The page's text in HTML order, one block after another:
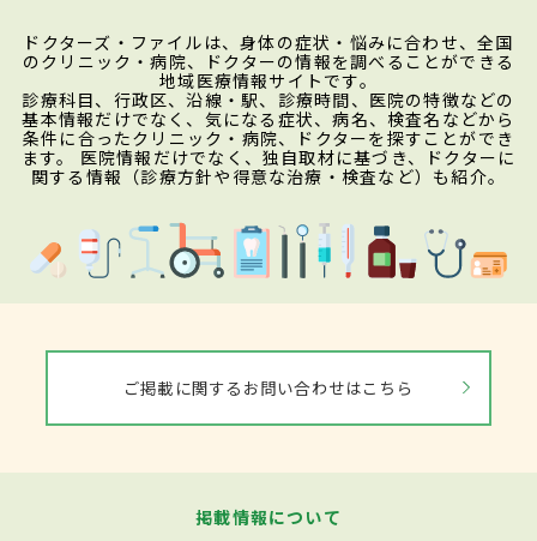
ドクターズ・ファイルは、身体の症状・悩みに合わせ、全国
のクリニック・病院、ドクターの情報を調べることができる
地域医療情報サイトです。
診療科目、行政区、沿線・駅、診療時間、医院の特徴などの
基本情報だけでなく、気になる症状、病名、検査名などから
条件に合ったクリニック・病院、ドクターを探すことができ
ます。 医院情報だけでなく、独自取材に基づき、ドクターに
関する情報（診療方針や得意な治療・検査など）も紹介。
ご掲載に関するお問い合わせはこちら
掲載情報について